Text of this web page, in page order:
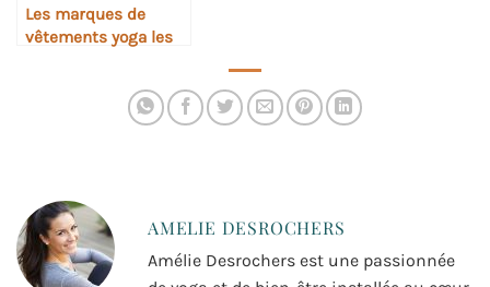
Les marques de
vêtements yoga les
AMELIE DESROCHERS
Amélie Desrochers est une passionnée